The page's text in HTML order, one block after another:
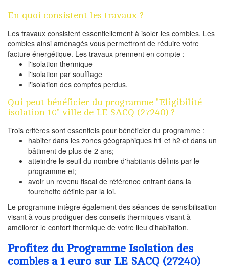
En quoi consistent les travaux ?
Les travaux consistent essentiellement à isoler les combles. Les
combles ainsi aménagés vous permettront de réduire votre
facture énergétique. Les travaux prennent en compte :
l'isolation thermique
l'isolation par soufflage
l'isolation des comptes perdus.
Qui peut bénéficier du programme "Eligibilité
isolation 1€" ville de LE SACQ (27240) ?
Trois critères sont essentiels pour bénéficier du programme :
habiter dans les zones géographiques h1 et h2 et dans un
bâtiment de plus de 2 ans;
atteindre le seuil du nombre d'habitants définis par le
programme et;
avoir un revenu fiscal de référence entrant dans la
fourchette définie par la loi.
Le programme intègre également des séances de sensibilisation
visant à vous prodiguer des conseils thermiques visant à
améliorer le confort thermique de votre lieu d'habitation.
Profitez du Programme Isolation des
combles a 1 euro sur LE SACQ (27240)